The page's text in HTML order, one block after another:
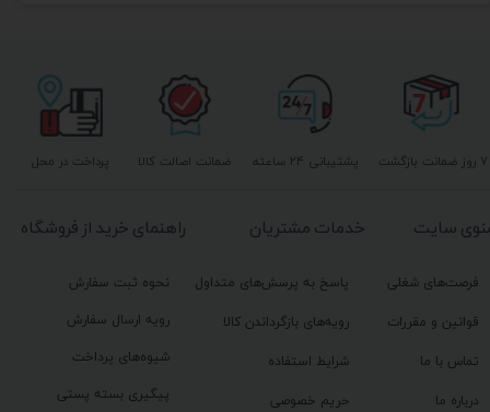
پشتیبانی ۲۴ ساعته پرداخت در محل ۷ روز ضمانت بازگشت ضمانت اصالت کالا
راهنمای خرید از فروشگاه
نحوه ثبت سفارش
رویه ارسال سفارش
شیوه‌های پرداخت
پیگیری بسته پستی
خدمات مشتریان
پاسخ به پرسش‌های متداول
رویه‌های بازگرداندن کالا
شرایط استفاده
حریم خصوصی
سایت
فرصت‌های شغلی
قوانین و مقررات
تماس با ما
درباره ما